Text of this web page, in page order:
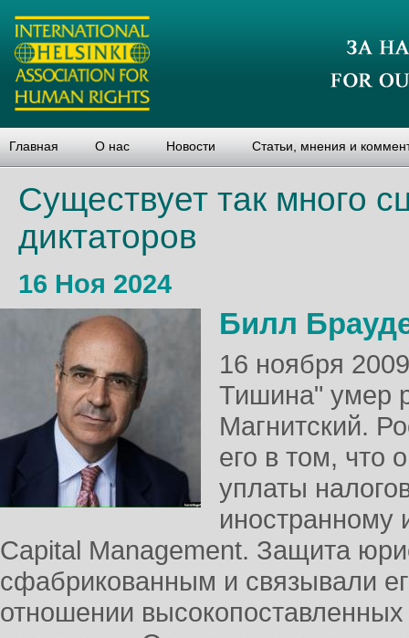
Главная О нас Новости Статьи, мнения и
Существует так много
диктаторов
16 Ноя 2024
Билл
16 ноября
Тишина" умер
Магнитский.
его в том, что
уплаты
иностранному
Capital Management. Защита
сфабрикованным и связывали
отношении